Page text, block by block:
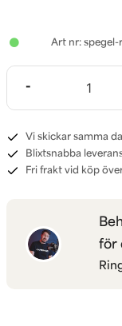
spegel-
-
Vi skickar samma
Blixtsnabba
Fri frakt vid köp
för